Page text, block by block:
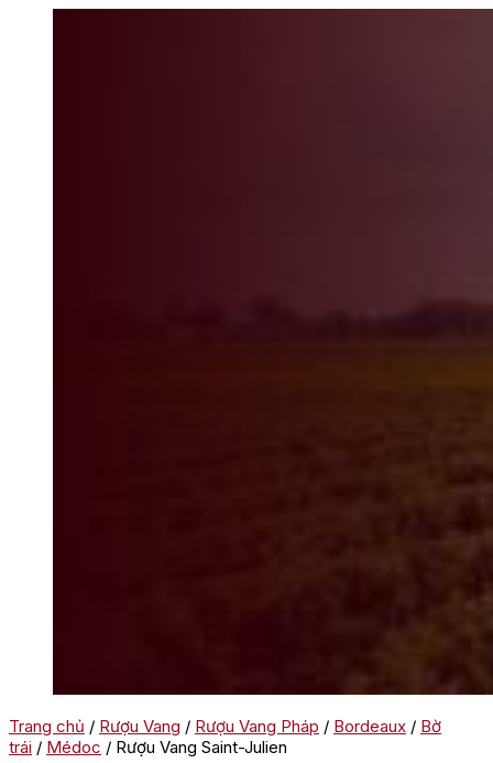
Trang chủ / Rượu Vang / Rượu Vang Pháp / Bordeaux / Bờ
trái / Médoc / Rượu Vang Saint-Julien